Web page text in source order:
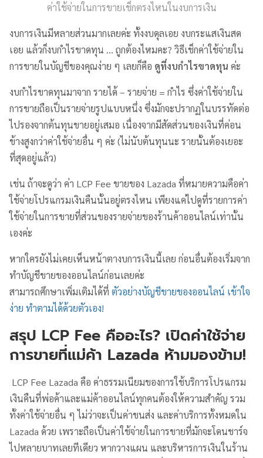
ค่าใช้จ่ายในการขายเช็กตรงไหนในงบการเงิน
งบการเงินมีหลายส่วนมากเลยค่ะ ทั้งงบดุลเอย งบกระแสเงินสด
เอย แล้วก็งบกำไรขาดทุน … ถูกต้องไหมคะ? วิธีเช็กค่าใช้จ่ายใน
การขายในบัญชีของคุณง่าย ๆ เลยก็คือ ดูที่งบกำไรขาดทุน ค่ะ
งบกำไรขาดทุนมาจาก รายได้ – รายจ่าย = กำไร ซึ่งค่าใช้จ่ายใน
การขายถือเป็นรายจ่ายรูปแบบหนึ่ง ซึ่งมักจะปรากฏในบรรทัดต่อ
ไปรองจากต้นทุนขายอยู่เสมอ เนื่องจากมีสัดส่วนของเงินที่ค่อน
ข้างสูงกว่าค่าใช้จ่ายอื่น ๆ ค่ะ (ไม่นับต้นทุนนะ รายนั้นต้องเยอะ
ที่สุดอยู่แล้ว)
เช่น ถ้าจะดูว่า ค่า LCP Fee ขายของ Lazada ที่หมายความคือค่า
ใช้จ่ายโปรแกรมเงินคืนนั้นอยู่ตรงไหน เพียงแค่ไปดูที่รายการค่า
ใช้จ่ายในการขายที่ส่วนของรายจ่ายของร้านค้าออนไลน์เท่านั้น
เองค่ะ
หากใครยังไม่เคยเห็นหน้าตางบการเงินนี้เลย ก่อนอื่นต้องเริ่มจาก
ทำบัญชีขายของออนไลน์ก่อนเลยค่ะ
สามารถศึกษาเพิ่มเติมได้ที่ ตัวอย่างบัญชีขายของออนไลน์ เข้าใจ
ง่าย ทำตามได้ด้วยตัวเอง!
สรุป LCP Fee คืออะไร? เปิดค่าใช้จ่าย
การขายที่แม่ค้า Lazada ห้ามมองข้าม!
LCP Fee Lazada คือ ค่าธรรมเนียมของการใช้บริการโปรแกรม
เงินคืนที่พ่อค้าและแม่ค้าออนไลน์ทุกคนต้องให้ความสำคัญ รวม
ทั้งค่าใช้จ่ายอื่น ๆ ไม่ว่าจะเป็นค่าขนส่ง และค่าบริการทั้งหมดใน
Lazada ด้วย เพราะถือเป็นค่าใช้จ่ายในการขายที่มักจะโดนชาร์จ
ไปหลายบาทเลยทีเดียว หากวางแผน และบริหารการเงินในร้าน